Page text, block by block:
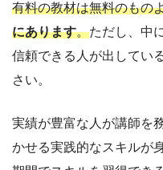
有料の教材は無料のもの
にあります。ただし、中
信頼できる人が出してい
さい。
実績が豊富な人が講師を
かせる実践的なスキルが